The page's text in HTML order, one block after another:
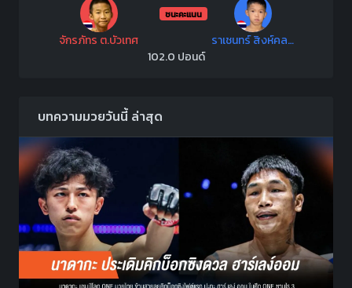
ชนะคะแนน
จักรภัทร ต.บัวเทศ
ราเชนทร์ สิงห์คลองสี่
102.0 ปอนด์
บทความมวยวันนี้ ล่าสุด